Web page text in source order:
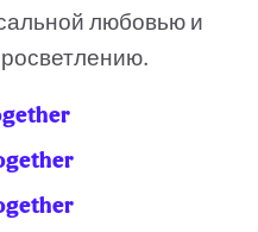
любовью и